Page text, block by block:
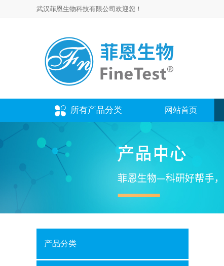
武汉菲恩生物科技有限公司欢迎您！
所有产品分类 网站首页
产品分类